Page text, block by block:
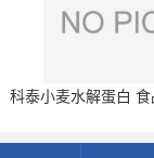
科泰小麦水解蛋白